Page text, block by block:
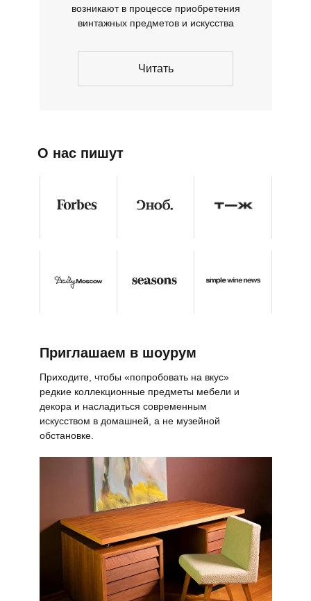
возникают в процессе приобретения
винтажных предметов и искусства
Приглашаем в шоурум
Читать
О нас пишут
Приходите, чтобы «попробовать на вкус»
редкие коллекционные предметы мебели и
декора и насладиться современным
искусством в домашней, а не музейной
обстановке.